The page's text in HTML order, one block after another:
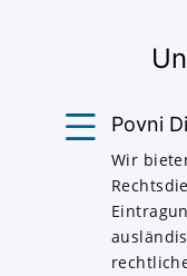
Povni
Wir